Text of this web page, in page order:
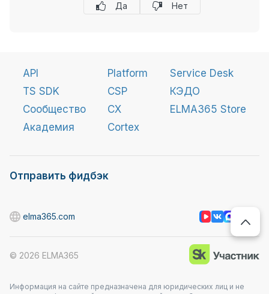
Да
Нет
API
TS SDK
Сообщество
Академия
Platform
CSP
CX
Cortex
Service Desk
КЭДО
ELMA365 Store
Отправить фидбэк
Информация на сайте предназначена для юридических лиц и не
© 2026 ELMA365
elma365.com